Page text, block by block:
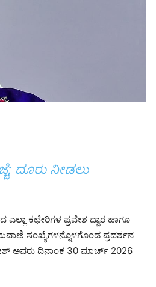
ದೂರು ನೀಡಲು
ಎಲ್ಲಾ ಕಛೇರಿಗಳ ಪ್ರವೇಶ ದ್ವಾರ ಹಾಗೂ
ಸಂಖ್ಯೆಗಳನ್ನೊಳಗೊಂಡ ಪ್ರದರ್ಶನ
ಅವರು ದಿನಾಂಕ 30 ಮಾರ್ಚ್ 2026